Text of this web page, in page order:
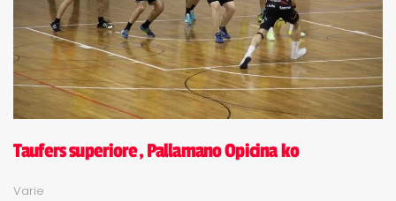
Taufers superiore, Pallamano Opicina ko
Varie